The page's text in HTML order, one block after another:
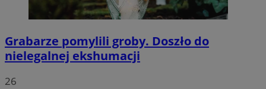
Grabarze pomylili groby. Doszło do
nielegalnej ekshumacji
26